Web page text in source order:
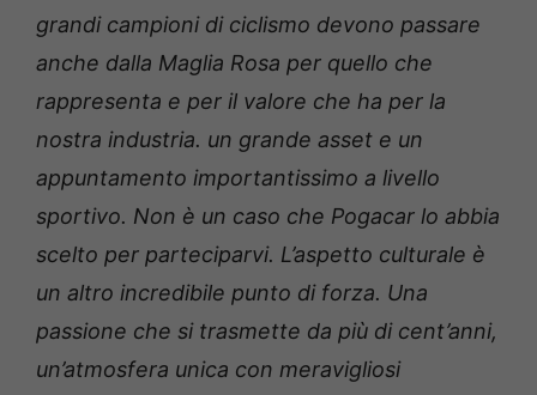
grandi campioni di ciclismo devono passare
anche dalla Maglia Rosa per quello che
rappresenta e per il valore che ha per la
nostra industria. un grande asset e un
appuntamento importantissimo a livello
sportivo. Non è un caso che Pogacar lo abbia
scelto per parteciparvi. L’aspetto culturale è
un altro incredibile punto di forza. Una
passione che si trasmette da più di cent’anni,
un’atmosfera unica con meravigliosi